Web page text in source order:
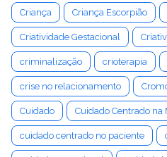
Criança Criança Escorpião
Criatividade Gestacional
criminalização crioterapia
crise no relacionamento
Cuidado Cuidado Centrado na
cuidado centrado no paciente